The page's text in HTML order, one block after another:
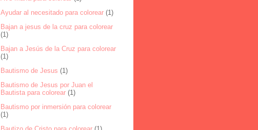
Ayudar al necesitado para colorear (1)
Bajan a jesus de la cruz para colorear
(1)
Bajan a Jesús de la Cruz para colorear
(1)
Bautismo de Jesus (1)
Bautismo de Jesus por Juan el
Bautista para colorear (1)
Bautismo por inmersión para colorear
(1)